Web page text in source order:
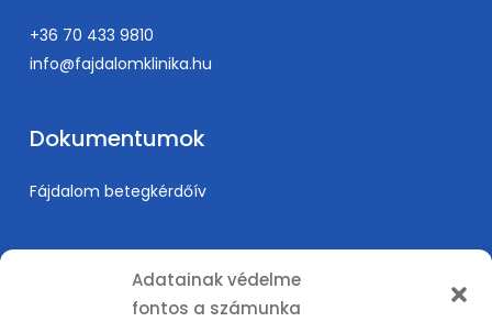
Adatainak védelme
fontos a számunka
+36 70 433 9810
info@fajdalomklinika.hu
Dokumentumok
Fájdalom betegkérdőív
Információk